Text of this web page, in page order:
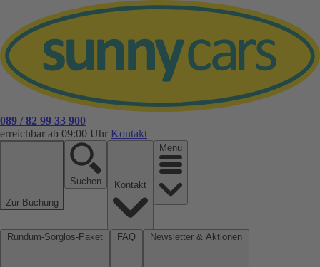
089 / 82 99 33 900
erreichbar ab 09:00 Uhr Kontakt
Zur Buchung
Suchen
Menü